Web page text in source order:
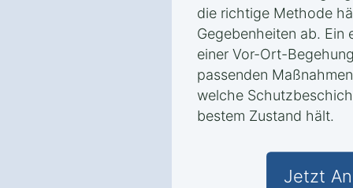
die richtige Methode
Gegebenheiten ab. Ein
einer Vor-Ort-
passenden
welche
bestem Zustand hält.
Jetzt